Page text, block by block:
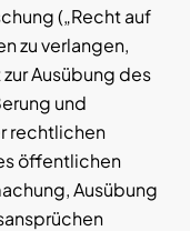
(„Recht auf
zu verlangen,
Ausübung des
und
rechtlichen
öffentlichen
Ausübung